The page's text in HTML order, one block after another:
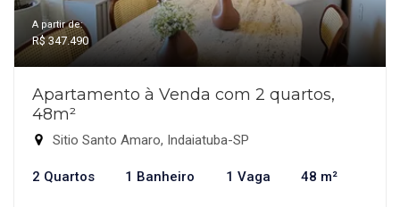
A partir de:
R$ 347.490
Apartamento à Venda com 2 quartos,
48m²
Sitio Santo Amaro, Indaiatuba-SP
2 Quartos 1 Banheiro 1 Vaga 48 m²